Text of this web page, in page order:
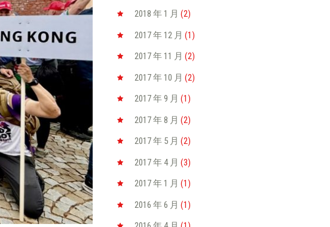
2018 年 1 月 (2)
2017 年 12 月 (1)
2017 年 11 月 (2)
2017 年 10 月 (2)
2017 年 9 月 (1)
2017 年 8 月 (2)
2017 年 5 月 (2)
2017 年 4 月 (3)
2017 年 1 月 (1)
2016 年 6 月 (1)